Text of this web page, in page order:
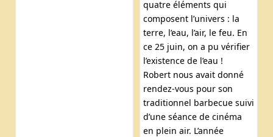
quatre éléments qui
composent l’univers : la
terre, l’eau, l’air, le feu. En
ce 25 juin, on a pu vérifier
l’existence de l’eau !
Robert nous avait donné
rendez-vous pour son
traditionnel barbecue suivi
d’une séance de cinéma
en plein air. L’année